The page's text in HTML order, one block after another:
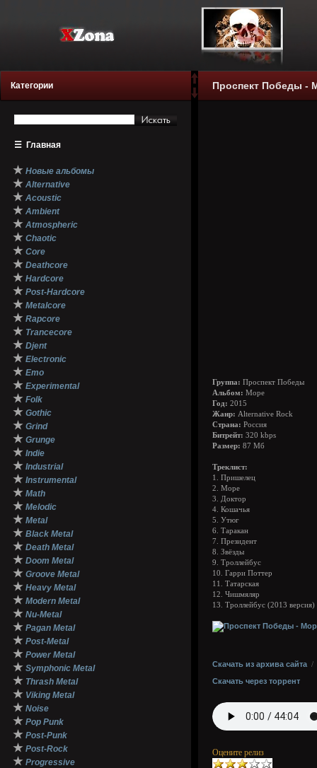
Категории
☰ Главная
★ Новые альбомы
★ Alternative
★ Acoustic
★ Ambient
★ Atmospheric
★ Chaotic
★ Core
★ Deathcore
★ Hardcore
★ Post-Hardcore
★ Metalcore
★ Rapcore
★ Trancecore
★ Djent
★ Electronic
★ Emo
★ Experimental
★ Folk
★ Gothic
★ Grind
★ Grunge
★ Indie
★ Industrial
★ Instrumental
★ Math
★ Melodic
★ Metal
★ Black Metal
★ Death Metal
★ Doom Metal
★ Groove Metal
★ Heavy Metal
★ Modern Metal
★ Nu-Metal
★ Pagan Metal
★ Post-Metal
★ Power Metal
★ Symphonic Metal
★ Thrash Metal
★ Viking Metal
★ Noise
★ Pop Punk
★ Post-Punk
★ Post-Rock
★ Progressive
Проспект Победы -
Группа: Проспект Победы
Альбом: Море
Год: 2015
Жанр: Alternative Rock
Страна: Россия
Битрейт: 320 kbps
Размер: 87 Мб
Треклист:
1. Пришелец
2. Море
3. Доктор
4. Кошачья
5. Утюг
6. Таракан
7. Президент
8. Звёзды
9. Троллейбус
10. Гарри Поттер
11. Татарская
12. Чишмяляр
13. Троллейбус (2013 версия)
Скачать из архива сайта /
Скачать через торрент
Оцените релиз